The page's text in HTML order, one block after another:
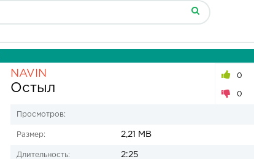
NAVIN
Остыл
0
0
Просмотров:
Размер: 2,21 MB
Длительность: 2:25